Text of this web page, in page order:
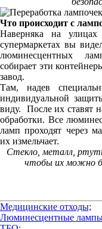
Что происходит с
Наверняка на
супермаркетах вы
люминесцентных
собирает эти
завод.
Там, надев
индивидуальной
виду. После их ставят
обработки. Все
ламп проходят через
их измельчает.
Стекло, металл,
чтобы их можно
Медицинские отходы;
Люминесцентные